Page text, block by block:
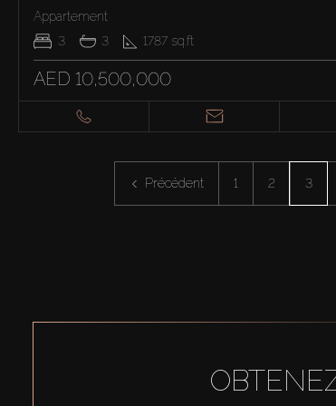
Appartement
3
3 1787 sq.ft
AED 10,500,000
Précédent 1 2 3